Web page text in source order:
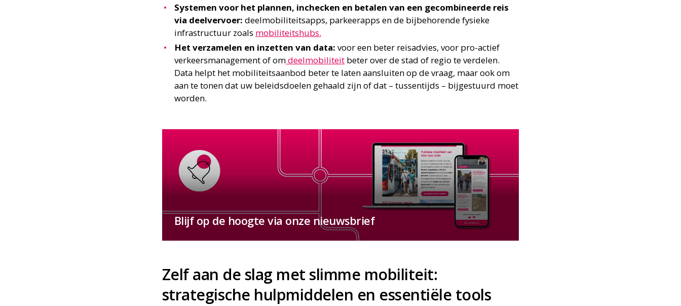
Systemen voor het plannen, inchecken en betalen van een gecombineerde reis
via deelvervoer: deelmobiliteitsapps, parkeerapps en de bijbehorende fysieke
infrastructuur zoals mobiliteitshubs.
Het verzamelen en inzetten van data: voor een beter reisadvies, voor pro-actief
verkeersmanagement of omdeelmobiliteitbeter over de stad of regio te verdelen.
Data helpt het mobiliteitsaanbod beter te laten aansluiten op de vraag, maar ook om
aan te tonen dat uw beleidsdoelen gehaald zijn of dat – tussentijds – bijgestuurd moet
worden.
Blijf op de hoogte via onze nieuwsbrief
Zelf aan de slag met slimme mobiliteit:
strategische hulpmiddelen en essentiële tools